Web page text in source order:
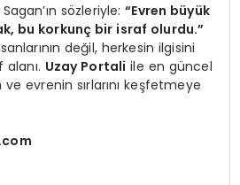
sözleriyle:“Evren büyük
bu korkunç bir israf olurdu.”
değil, herkesin ilgisini
alanı. Uzay Portali ile en güncel
evrenin sırlarını keşfetmeye